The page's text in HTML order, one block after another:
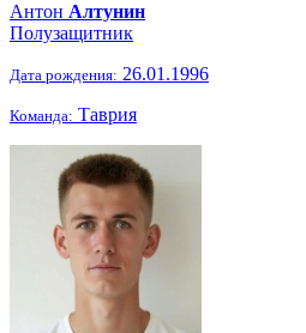
Антон Алтунин
Полузащитник
Дата рождения: 26.01.1996
Команда: Таврия